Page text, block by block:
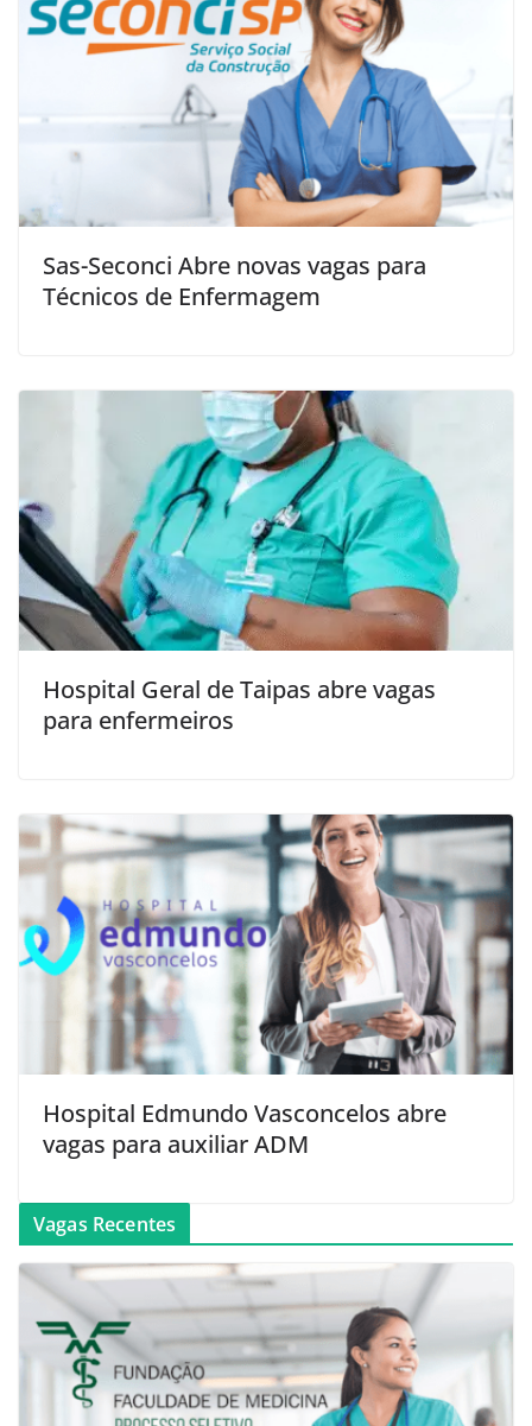
Sas-Seconci Abre novas vagas para
Técnicos de Enfermagem
Hospital Geral de Taipas abre vagas
para enfermeiros
Hospital Edmundo Vasconcelos abre
vagas para auxiliar ADM
Vagas Recentes